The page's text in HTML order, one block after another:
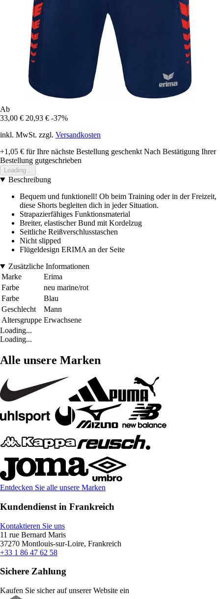
Ab
33,00 € 20,93 € -37%
inkl. MwSt. zzgl. Versandkosten
+1,05 € für Ihre nächste Bestellung geschenkt Nach Bestätigung Ihrer
Bestellung gutgeschrieben
Loading...
Beschreibung
Bequem und funktionell! Ob beim Training oder in der Freizeit,
diese Shorts begleiten dich in jeder Situation.
Strapazierfähiges Funktionsmaterial
Breiter, elastischer Bund mit Kordelzug
Seitliche Reißverschlusstaschen
Nicht slipped
Flügeldesign ERIMA an der Seite
Zusätzliche Informationen
Marke
Erima
Farbe
neu marine/rot
Farbe
Blau
Geschlecht
Mann
Altersgruppe Erwachsene
Loading...
Loading...
Alle unsere Marken
Entdecken Sie alle unsere Marken
Kundendienst in Frankreich
Kontaktieren Sie uns
11 rue Bernard Maris
37270 Montlouis-sur-Loire, Frankreich
+33 1 86 47 62 58
Sichere Zahlung
Kaufen Sie sicher auf unserer Website ein